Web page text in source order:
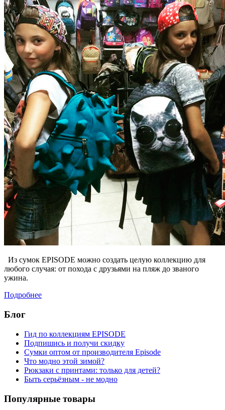
Из сумок EPISODE можно создать целую коллекцию для
любого случая: от похода с друзьями на пляж до званого
ужина.
Подробнее
Блог
Гид по коллекциям EPISODE
Подпишись и получи скидку
Сумки оптом от производителя Episode
Что модно этой зимой?
Рюкзаки с принтами: только для детей?
Быть серьёзным - не модно
Популярные товары